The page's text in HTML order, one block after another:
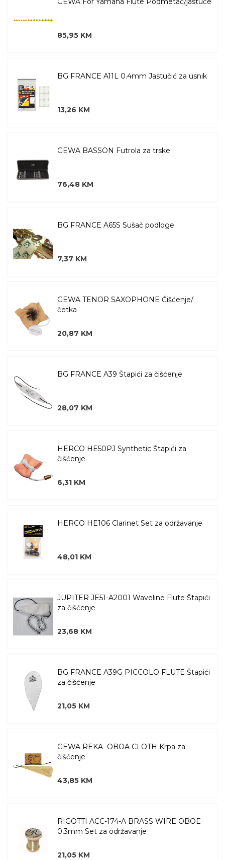
85,95 KM
BG FRANCE A11L 0.4mm Jastučić za usnik
13,26 KM
GEWA BASSON Futrola za trske
76,48 KM
BG FRANCE A65S Sušač podloge
7,37 KM
GEWA TENOR SAXOPHONE Čišćenje/
četka
20,87 KM
BG FRANCE A39 Štapići za čišćenje
28,07 KM
HERCO HE50PJ Synthetic Štapići za
čišćenje
6,31 KM
HERCO HE106 Clarinet Set za održavanje
48,01 KM
JUPITER JE51-A2001 Waveline Flute Štapići
za čišćenje
23,68 KM
BG FRANCE A39G PICCOLO FLUTE Štapići
za čišćenje
21,05 KM
GEWA REKA OBOA CLOTH Krpa za
čišćenje
43,85 KM
RIGOTTI ACC-174-A BRASS WIRE OBOE
0,3mm Set za održavanje
21,05 KM